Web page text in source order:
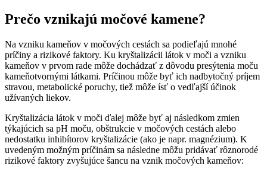
Prečo vznikajú močové kamene?
Na vzniku kameňov v močových cestách sa podieľajú mnohé
príčiny a rizikové faktory. Ku kryštalizácii látok v moči a vzniku
kameňov v prvom rade môže dochádzať z dôvodu presýtenia moču
kameňotvornými látkami. Príčinou môže byť ich nadbytočný príjem
stravou, metabolické poruchy, tiež môže ísť o vedľajší účinok
užívaných liekov.
Kryštalizácia látok v moči ďalej môže byť aj následkom zmien
týkajúcich sa pH moču, obštrukcie v močových cestách alebo
nedostatku inhibítorov kryštalizácie (ako je napr. magnézium). K
uvedeným možným príčinám sa následne môžu pridávať rôznorodé
rizikové faktory zvyšujúce šancu na vznik močových kameňov: